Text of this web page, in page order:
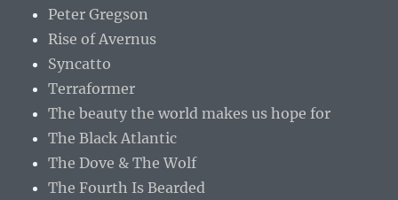
Peter Gregson
Rise of Avernus
Syncatto
Terraformer
The beauty the world makes us hope for
The Black Atlantic
The Dove & The Wolf
The Fourth Is Bearded